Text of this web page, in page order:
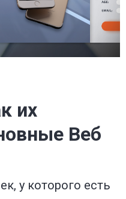
их
Веб
у которого есть